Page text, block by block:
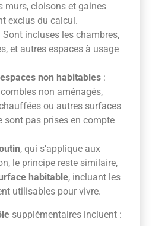
murs, cloisons et gaines
exclus du calcul.
Sont incluses les chambres,
et autres espaces à usage
non habitables :
non aménagés,
ou autres surfaces
sont pas prises en compte
, qui s’applique aux
le principe reste similaire,
habitable, incluant les
utilisables pour vivre.
supplémentaires incluent :